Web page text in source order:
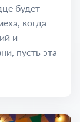
будет
когда
и
пусть эта